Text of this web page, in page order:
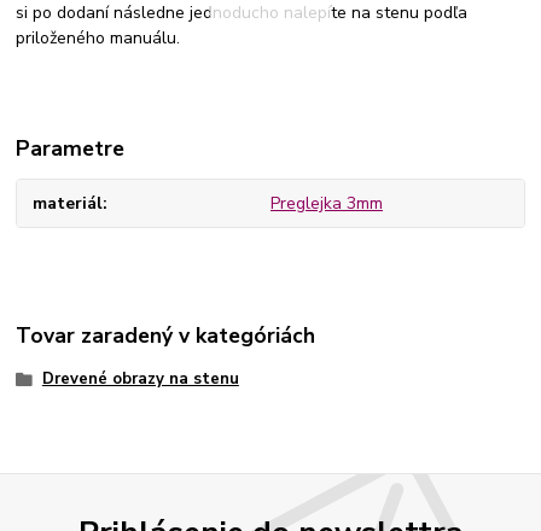
si po dodaní následne jednoducho nalepíte na stenu podľa
priloženého manuálu.
Parametre
materiál Preglejka 3mm
Tovar zaradený v kategóriách
Drevené obrazy na stenu